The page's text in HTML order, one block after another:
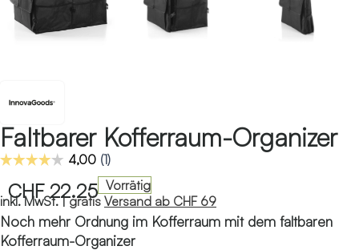
Faltbarer Kofferraum-Organizer
CHF22.25 Vorrätig
inkl. MwSt. |gratis Versand ab CHF 69
Noch mehr Ordnung im Kofferraum mit dem faltbaren
Kofferraum-Organizer